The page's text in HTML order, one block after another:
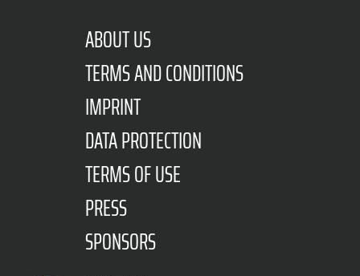
ABOUT US
TERMS AND CONDITIONS
IMPRINT
DATA PROTECTION
TERMS OF USE
PRESS
SPONSORS